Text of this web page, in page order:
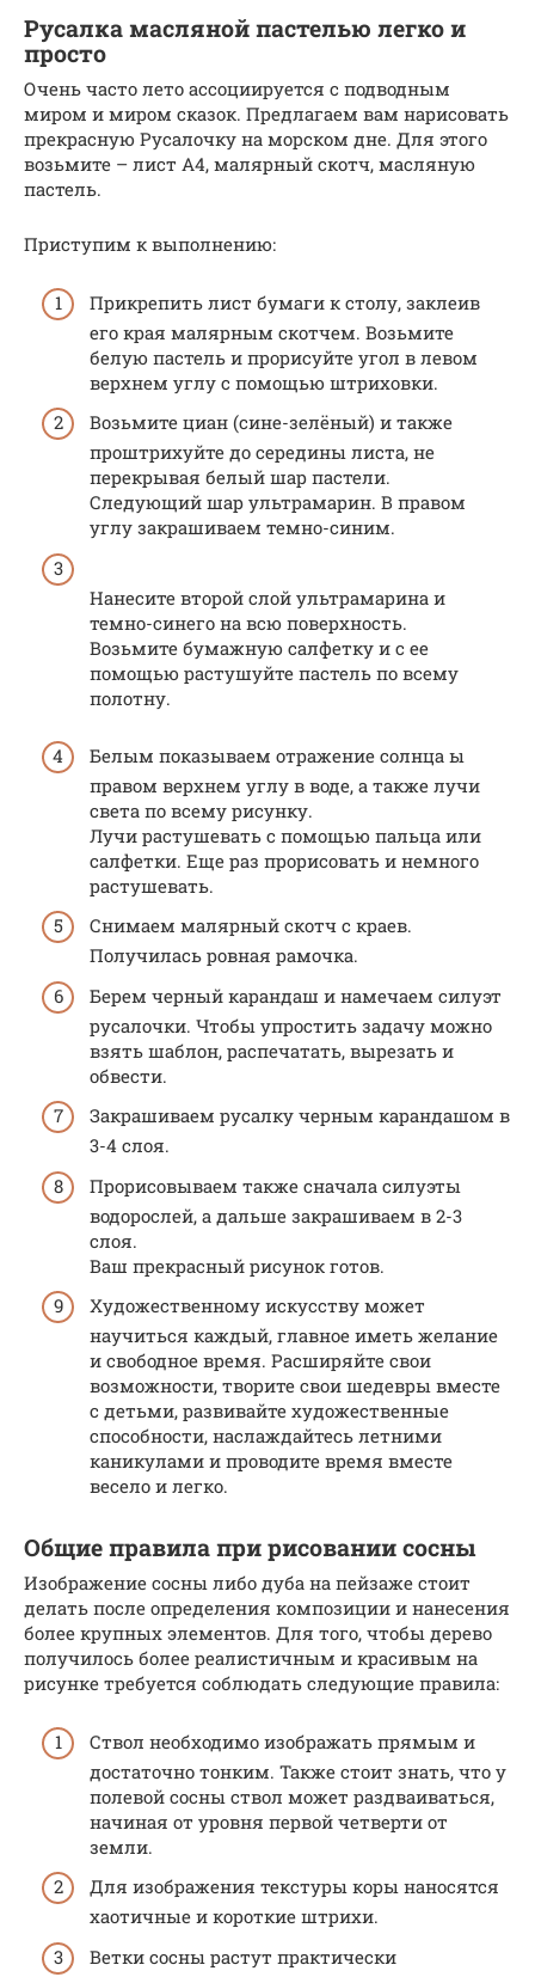
Русалка масляной пастелью легко и
просто
Очень часто лето ассоциируется с подводным
миром и миром сказок. Предлагаем вам нарисовать
прекрасную Русалочку на морском дне. Для этого
возьмите – лист А4, малярный скотч, масляную
пастель.
Приступим к выполнению:
Прикрепить лист бумаги к столу, заклеив
его края малярным скотчем. Возьмите
белую пастель и прорисуйте угол в левом
верхнем углу с помощью штриховки.
Возьмите циан (сине-зелёный) и также
проштрихуйте до середины листа, не
перекрывая белый шар пастели.
Следующий шар ультрамарин. В правом
углу закрашиваем темно-синим.
Нанесите второй слой ультрамарина и
темно-синего на всю поверхность.
Возьмите бумажную салфетку и с ее
помощью растушуйте пастель по всему
полотну.
Белым показываем отражение солнца ы
правом верхнем углу в воде, а также лучи
света по всему рисунку.
Лучи растушевать с помощью пальца или
салфетки. Еще раз прорисовать и немного
растушевать.
Снимаем малярный скотч с краев.
Получилась ровная рамочка.
Берем черный карандаш и намечаем силуэт
русалочки. Чтобы упростить задачу можно
взять шаблон, распечатать, вырезать и
обвести.
Закрашиваем русалку черным карандашом в
3-4 слоя.
Прорисовываем также сначала силуэты
водорослей, а дальше закрашиваем в 2-3
слоя.
Ваш прекрасный рисунок готов.
Художественному искусству может
научиться каждый, главное иметь желание
и свободное время. Расширяйте свои
возможности, творите свои шедевры вместе
с детьми, развивайте художественные
способности, наслаждайтесь летними
каникулами и проводите время вместе
весело и легко.
Общие правила при рисовании сосны
Изображение сосны либо дуба на пейзаже стоит
делать после определения композиции и нанесения
более крупных элементов. Для того, чтобы дерево
получилось более реалистичным и красивым на
рисунке требуется соблюдать следующие правила:
Ствол необходимо изображать прямым и
достаточно тонким. Также стоит знать, что у
полевой сосны ствол может раздваиваться,
начиная от уровня первой четверти от
земли.
Для изображения текстуры коры наносятся
хаотичные и короткие штрихи.
Ветки сосны растут практически